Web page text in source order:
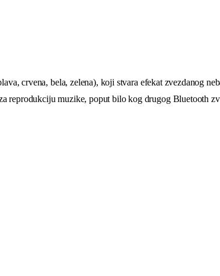
crvena, bela, zelena), koji stvara efekat zvezdanog
reprodukciju muzike, poput bilo kog drugog Bluetooth